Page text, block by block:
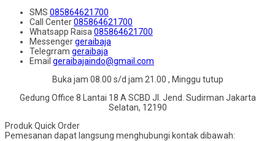
SMS 085864621700
Call Center085864621700
Whatsapp Raisa 085864621700
Messengergeraibaja
Telegrram geraibaja
Email geraibajaindo@gmail.com
Buka jam 08.00 s/d jam 21.00 , Minggu tutup
Gedung Office 8 Lantai 18 A SCBD Jl. Jend. Sudirman Jakarta
Selatan, 12190
Produk Quick Order
Pemesanan dapat langsung menghubungi kontak dibawah: